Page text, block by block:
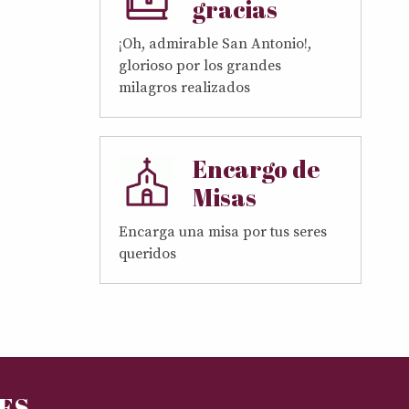
gracias
¡Oh, admirable San Antonio!,
glorioso por los grandes
milagros realizados
Encargo de
Misas
Encarga una misa por tus seres
queridos